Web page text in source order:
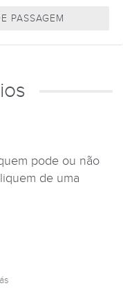
PASSAGEM
pode ou não
de uma